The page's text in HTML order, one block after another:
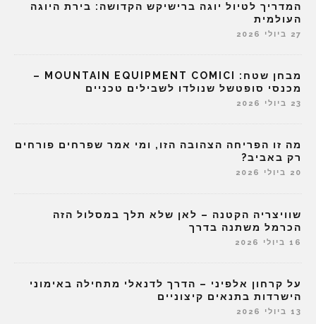
המדריך לטיול יוגה ברישיקש הקדושה: בירת היוגה
העולמית
27 ביולי 2026
מבחן שטח: MOUNTAIN EQUIPMENT COMICI –
מכנסי סופטשל שנולדו לשבילים טכניים
23 ביולי 2026
מה זו הפריחה הצהובה הזו, ומי אמר שפרחים פורחים
רק באביב?
20 ביולי 2026
שוויצריה הקטנה – לאן שלא תלך במסלול הזה
הכרמל משתנה בדרך
16 ביולי 2026
על קרחון אלפיני – הדרך לדנאלי מתחילה באימוני
הישרדות בתנאים קיצוניים
13 ביולי 2026